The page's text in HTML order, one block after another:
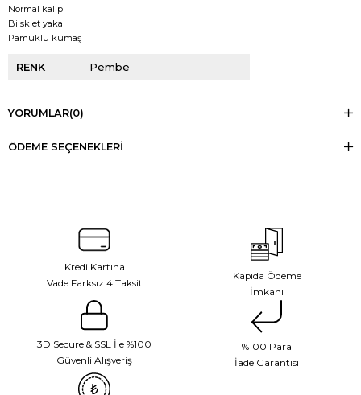
Normal kalıp
Biisklet yaka
Pamuklu kumaş
RENK Pembe
YORUMLAR(0)
ÖDEME SEÇENEKLERI
Kredi Kartına
Vade Farksız 4 Taksit
Kapıda Ödeme
İmkanı
3D Secure & SSL İle %100
Güvenli Alışveriş
%100 Para
İade Garantisi